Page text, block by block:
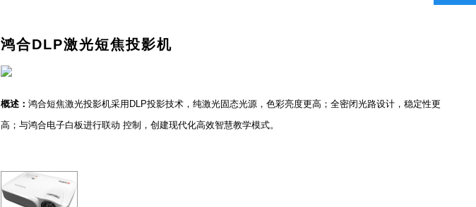
鸿合DLP激光短焦投影机
概述： 鸿合短焦激光投影机采用DLP投影技术，纯激光固态光源，色彩亮度更高；全密闭光路设计，稳定性更
高；与鸿合电子白板进行联动 控制，创建现代化高效智慧教学模式。